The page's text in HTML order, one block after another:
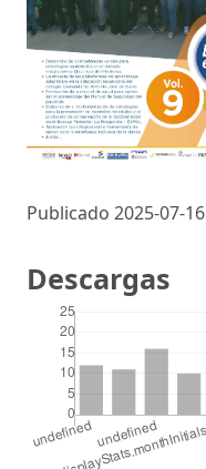
Publicado 2025-07-16
Descargas